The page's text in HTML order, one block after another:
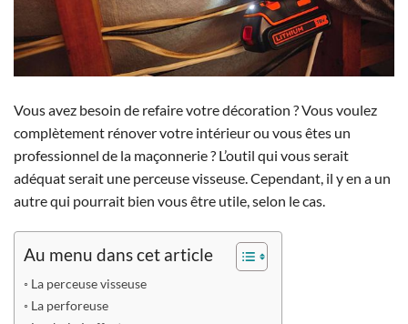
Vous avez besoin de refaire votre décoration ?Vous voulez
complètement rénover votre intérieur ou vous êtes un
professionnel de la maçonnerie ? L’outil qui vous serait
adéquat serait une perceuse visseuse. Cependant, il y en a un
autre qui pourrait bien vous être utile, selon le cas.
Au menu dans cet article
La perceuse visseuse
La perforeuse